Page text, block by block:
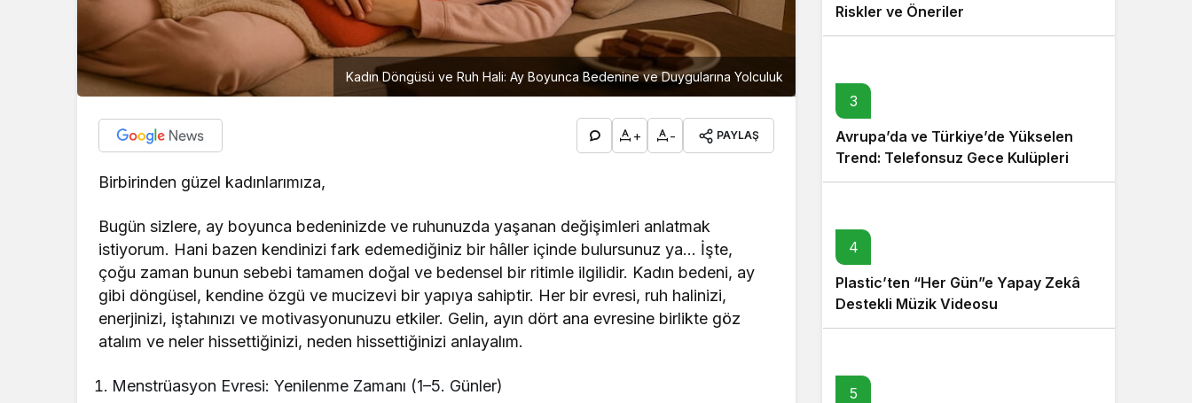
Kadın Döngüsü ve Ruh Hali: Ay Boyunca Bedenine ve Duygularına Yolculuk
+ - PAYLAŞ
Birbirinden güzel kadınlarımıza,
Bugün sizlere, ay boyunca bedeninizde ve ruhunuzda yaşanan değişimleri anlatmak
istiyorum. Hani bazen kendinizi fark edemediğiniz bir hâller içinde bulursunuz ya… İşte,
çoğu zaman bunun sebebi tamamen doğal ve bedensel bir ritimle ilgilidir. Kadın bedeni, ay
gibi döngüsel, kendine özgü ve mucizevi bir yapıya sahiptir. Her bir evresi, ruh halinizi,
enerjinizi, iştahınızı ve motivasyonunuzu etkiler. Gelin, ayın dört ana evresine birlikte göz
atalım ve neler hissettiğinizi, neden hissettiğinizi anlayalım.
Menstrüasyon Evresi: Yenilenme Zamanı (1–5. Günler)
Riskler ve Öneriler
3
Avrupa’da ve Türkiye’de Yükselen
Trend: Telefonsuz Gece Kulüpleri
4
Plastic’ten “Her Gün”e Yapay Zekâ
Destekli Müzik Videosu
5